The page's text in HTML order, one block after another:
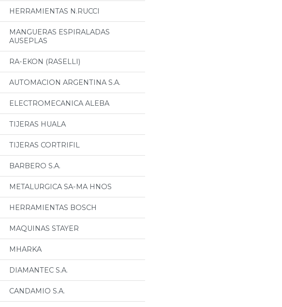
HERRAMIENTAS N.RUCCI
MANGUERAS ESPIRALADAS
AUSEPLAS
RA-EKON (RASELLI)
AUTOMACION ARGENTINA S.A.
ELECTROMECANICA ALEBA
TIJERAS HUALA
TIJERAS CORTRIFIL
BARBERO S.A.
METALURGICA SA-MA HNOS
HERRAMIENTAS BOSCH
MAQUINAS STAYER
MHARKA
DIAMANTEC S.A.
CANDAMIO S.A.